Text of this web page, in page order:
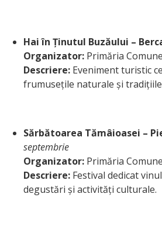
Hai în Ținutul Buzăului –
Organizator: Primăria
Descriere: Eveniment turistic
frumusețile naturale și
Sărbătoarea Tămâioasei –
septembrie
Organizator: Primăria
Descriere: Festival dedicat
degustări și activități culturale.